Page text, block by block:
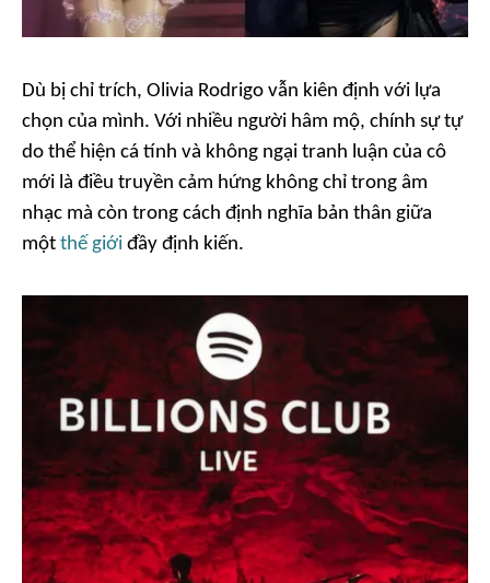
Dù bị chỉ trích, Olivia Rodrigo vẫn kiên định với lựa
chọn của mình. Với nhiều người hâm mộ, chính sự tự
do thể hiện cá tính và không ngại tranh luận của cô
mới là điều truyền cảm hứng không chỉ trong âm
nhạc mà còn trong cách định nghĩa bản thân giữa
một thế giới đầy định kiến.